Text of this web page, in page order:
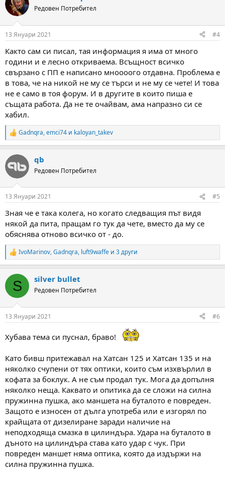
t
i
s
Редовен Потребител
13 Януари 2021 #4
Както сам си писал, тая информация я има от много
години и е лесно откриваема. Всъщност всичко
свързано с ПП е написано мноооого отдавна. Проблема е
в това, че на никой не му се търси и не му се чете! И това
не е само в тоя форум. И в другите в които пиша е
същата работа. Да не те очайвам, ама напразно си се
хабил.
R
e
c
t
i
s
Gadnqra,emci74 и kaloyan_takev
qb
Редовен Потребител
13 Януари 2021 #5
Зная че е така колега, но когато следващия път видя
някой да пита, пращам го тук да чете, вместо да му се
обяснява отново всичко от - до.
R
e
c
i
s
IvoMarinov,Gadnqra, luft9waffe и 3 други
S silver bullet
Редовен Потребител
13 Януари 2021 #6
Хубава тема си пуснал, браво!
Като бивш притежавал на Хатсан 125 и Хатсан 135 и на
няколко счупени от тях оптики, които съм изхвърлил в
кофата за боклук. А не съм продал тук. Мога да допълня
няколко неща. Каквато и опитика да се сложи на силна
пружинна пушка, ако маншета на буталото е повреден.
Защото е износен от дълга употреба или е изгорял по
крайщата от дизелиране заради наличие на
неподходяща смазка в цилиндъра. Удара на буталото в
дъното на цилиндъра става като удар с чук. При
повреден маншет няма оптика, която да издържи на
силна пружинна пушка.